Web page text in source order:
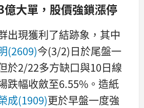
大單，股價強鎖漲停
出現獲利了結跡象，其中
(2609)今(3/2)日於尾盤一
於2/22多方缺口與10日線
跌幅收斂至6.55%。造紙
成(1909)更於早盤一度強